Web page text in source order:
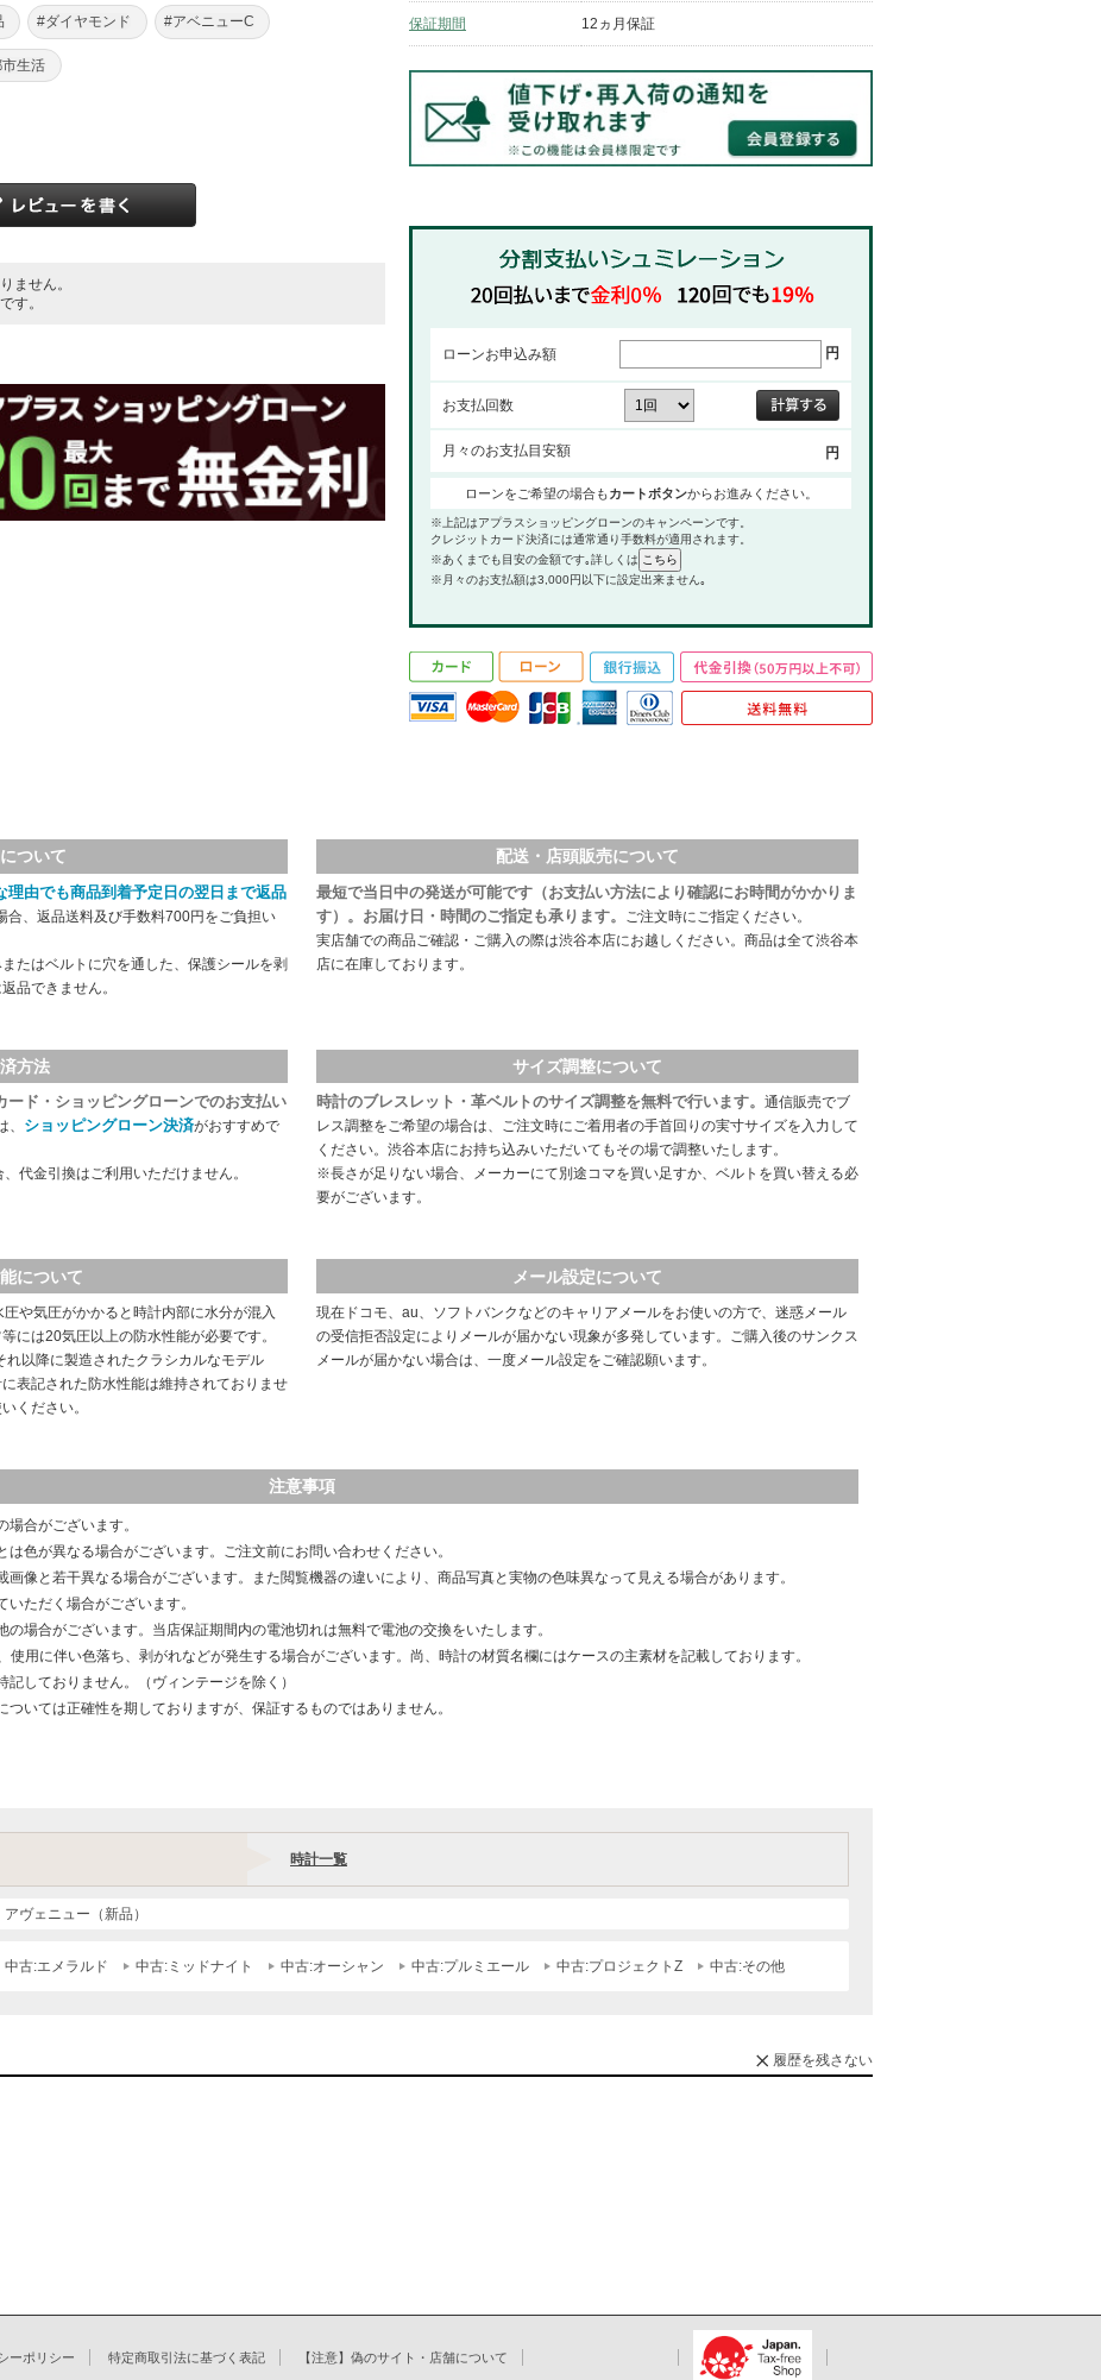
#ダイヤモンド #アベニューC
生活
ません。
す。
保証期間 12ヵ月保証
ローンお申込み額 円
お支払回数
月々のお支払目安額 円
ローンをご希望の場合もカートボタンからお進みください。
※上記はアプラスショッピングローンのキャンペーンです。
クレジットカード決済には通常通り手数料が適用されます。
※あくまでも目安の金額です｡詳しくは
※月々のお支払額は3,000円以下に設定出来ません｡
ついて
由でも商品到着予定日の翌日まで返品
合、返品送料及び手数料700円をご負担い
たはベルトに穴を通した、保護シールを剥
品できません。
配送・店頭販売について
最短で当日中の発送が可能です（お支払い方法により確認にお時間がかかりま
す）。お届け日・時間のご指定も承ります。
ご注文時にご指定ください。
実店舗での商品ご確認・ご購入の際は渋谷本店にお越しください。商品は全て渋谷本
店に在庫しております。
方法
ド・ショッピングローンでのお支払い
ショッピングローン決済がおすすめで
代金引換はご利用いただけません。
サイズ調整について
時計のブレスレット・革ベルトのサイズ調整を無料で行います。 通信販売でブ
レス調整をご希望の場合は、ご注文時にご着用者の手首回りの実寸サイズを入力して
ください。渋谷本店にお持ち込みいただいてもその場で調整いたします。
※長さが足りない場合、メーカーにて別途コマを買い足すか、ベルトを買い替える必
要がございます。
について
や気圧がかかると時計内部に水分が混入
には20気圧以上の防水性能が必要です。
以降に製造されたクラシカルなモデル
表記された防水性能は維持されておりませ
ください。
メール設定について
現在ドコモ、au、ソフトバンクなどのキャリアメールをお使いの方で、迷惑メール
の受信拒否設定によりメールが届かない現象が多発しています。ご購入後のサンクス
メールが届かない場合は、一度メール設定をご確認願います。
注意事項
合がございます。
色が異なる場合がございます。ご注文前にお問い合わせください。
画像と若干異なる場合がございます。また閲覧機器の違いにより、商品写真と実物の色味異なって見える場合があります。
ただく場合がございます。
場合がございます。当店保証期間内の電池切れは無料で電池の交換をいたします。
使用に伴い色落ち、剥がれなどが発生する場合がございます。尚、時計の材質名欄にはケースの主素材を記載しております。
しておりません。（ヴィンテージを除く）
いては正確性を期しておりますが、保証するものではありません。
時計一覧
アヴェニュー（新品）
中古:エメラルド 中古:ミッドナイト 中古:オーシャン 中古:プルミエール 中古:プロジェクトZ 中古:その他
履歴を残さない
ーポリシー 特定商取引法に基づく表記 【注意】偽のサイト・店舗について